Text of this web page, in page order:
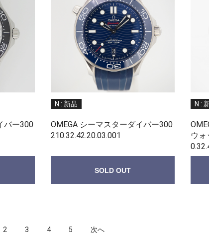
バー300
N : 新品
OMEGA シーマスターダイバー300
210.32.42.20.03.001
SOLD OUT
N :
ウ
2 3 4 5 次へ